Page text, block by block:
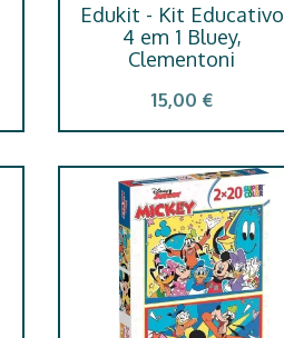
Edukit - Kit Educativo
4 em 1 Bluey,
Clementoni
15,00 €